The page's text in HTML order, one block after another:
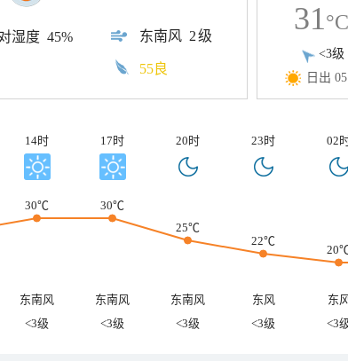
湿度 45% 东南风 2级
55良
31°C
<3级
日出
14时 17时 20时 23时 02
30℃
30℃
25℃
22℃
东南风 东南风 东南风 东风 东
<3级 <3级 <3级 <3级 <3